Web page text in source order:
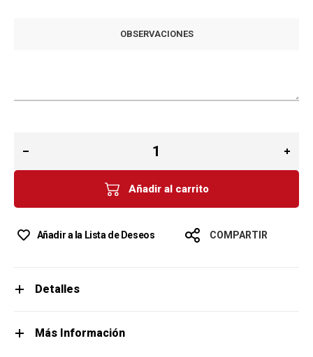
OBSERVACIONES
Añadir al carrito
Añadir a la Lista de Deseos COMPARTIR
Detalles
Más Información